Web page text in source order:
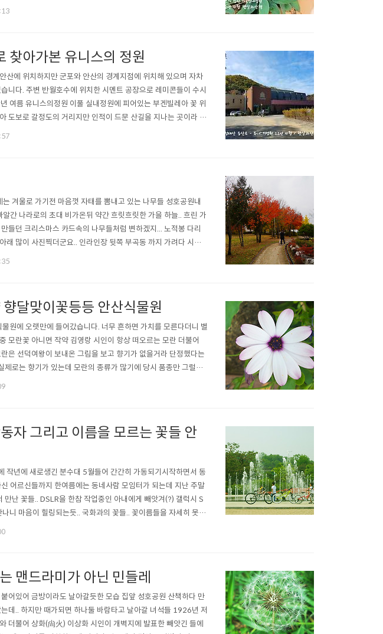
산을 가로질러 갈수있는 곳입니다. 군포에서 접근하기 용이한
찾아가본 유니스의 정원
산에 위치하지만 군포와 안산의 경계지점에 위치해 있으며 자차
니다. 주변 반월호수에 위치한 시멘트 공장으로 레미콘들이 수시
여름 유니스의정원 이풀 실내정원에 피어있는 부겐빌레아 꽃 위
도보로 갈정도의 거리지만 인적이 드문 산길을 지나는 곳이라 생
안산대학교 부근의 청룡사를 가로질러 조금은 편하게 가는길이
겨울로 가기전 마음껏 자태를 뽐내고 있는 나무들 성호공원내
간 나라로의 초대 비가온뒤 약간 흐릿흐릿한 가을 하늘.. 흐린 가
들던 크리스마스 카드속의 나무들처럼 변하겠지... 노적봉 다리
래 많이 사진찍더군요.. 인라인장 뒷쪽 부곡동 까지 가려다 시간
산책길 안산 일동 이동 부곡동 성포동에 걸친 성호공원과 조각공
달맞이꽃등등 안산식물원
원에 오랫만에 들어갔습니다. 너무 흔하면 가치를 모른다더니 별
모란꽃 아니면 작약 김영랑 시인이 항상 떠오르는 모란 더불어
은 선덕여왕이 보내온 그림을 보고 향기가 없을거라 단정했다는
로는 향기가 있는데 모란의 종류가 많기에 당시 품종만 그럴수
로 불리기도 한는데 목단피는 부인과 질환에 효과가 있다 사진은
자 그리고 이름을 모르는 꽃들 안
작년에 새로생긴 분수대 5월들어 간간히 가동되기시작하면서 동
어르신들까지 한여름에는 동네사람 모임터가 되는데 지난 주말
난 꽃들.. DSLR을 한참 작업중인 아내에게 빼앗겨(?) 갤럭시 S
니 마음이 힐링되는듯.. 국화과의 꽃들.. 꽃이름들을 자세히 못봄
맨드라미가 아닌 민들레
어있어 금방이라도 날아갈듯한 모습 집앞 성호공원 산책하다 만
데.. 하지만 때가되면 하나둘 바람타고 날아갈 녀석들 1926년 저
더불어 상화(尙火) 이상화 시인이 개벽지에 발표한 빼앗긴 들에